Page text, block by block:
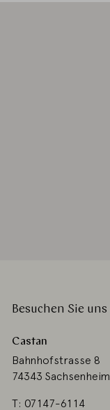
Besuchen Sie uns
Castan
Bahnhofstrasse 8
74343 Sachsenheim
T: 07147-6114